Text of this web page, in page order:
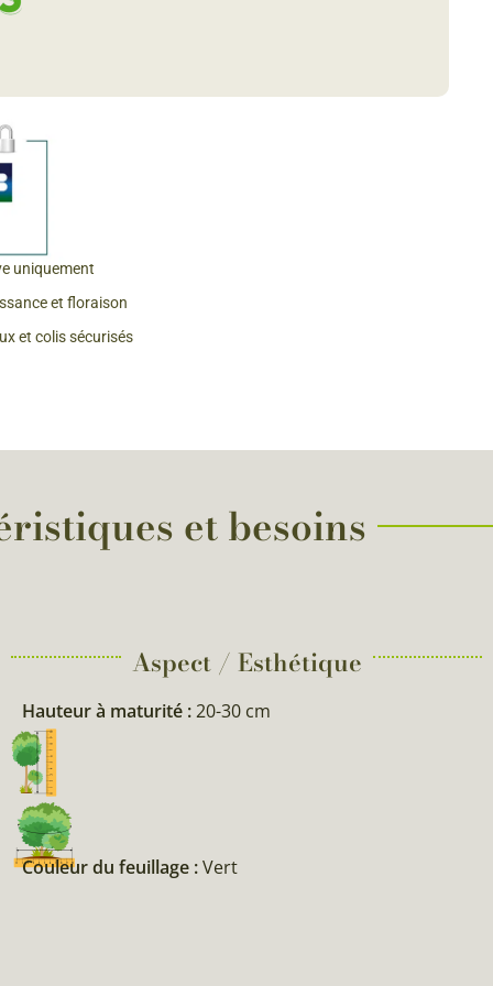
& Graines Spéciales Fraîcheur
fleurs de A à Z
uniquement
et floraison
et colis sécurisés
et besoins
Aspect / Esthétique
Hauteur à maturité :20-30 cm
Couleur du feuillage :Vert